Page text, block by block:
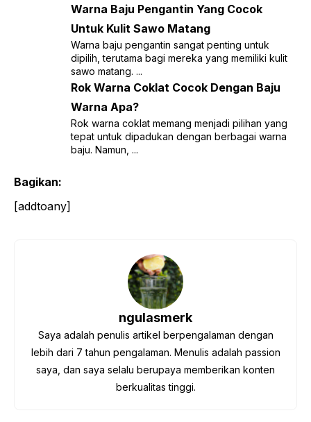
Warna Baju Pengantin Yang Cocok
Untuk Kulit Sawo Matang
Warna baju pengantin sangat penting untuk
dipilih, terutama bagi mereka yang memiliki kulit
sawo matang. ...
Rok Warna Coklat Cocok Dengan Baju
Warna Apa?
Rok warna coklat memang menjadi pilihan yang
tepat untuk dipadukan dengan berbagai warna
baju. Namun, ...
Bagikan:
[addtoany]
ngulasmerk
Saya adalah penulis artikel berpengalaman dengan
lebih dari 7 tahun pengalaman. Menulis adalah passion
saya, dan saya selalu berupaya memberikan konten
berkualitas tinggi.